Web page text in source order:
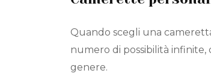
Quando scegli una
numero di possibilità
genere.